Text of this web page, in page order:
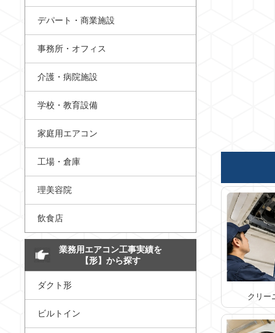
クリー
デパート・商業施設
事務所・オフィス
介護・病院施設
学校・教育設備
家庭用エアコン
工場・倉庫
理美容院
飲食店
業務用エアコン工事実績を
【形】から探す
ダクト形
ビルトイン